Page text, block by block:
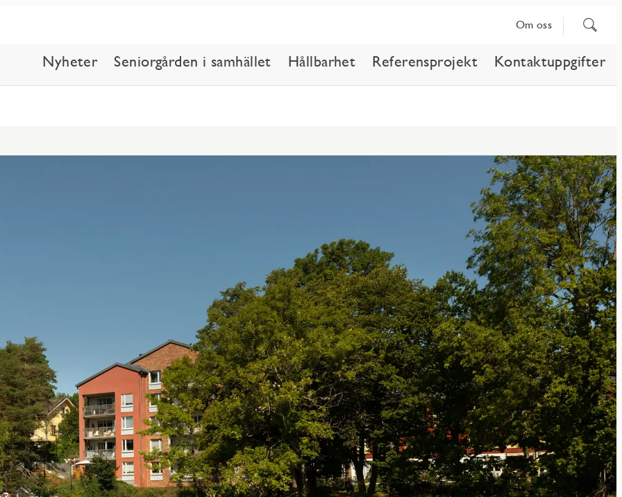
Om oss
Sök
Nyheter Seniorgården i samhället Hållbarhet Referensprojekt Kontaktuppgifter